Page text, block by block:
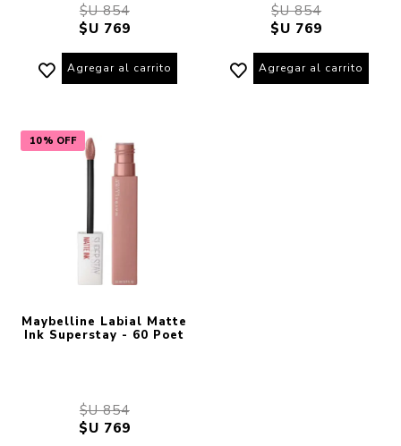
$U 854
$U 769
Agregar al carrito
$U 854
$U 769
Agregar al carrito
10% OFF
Maybelline Labial Matte
Ink Superstay - 60 Poet
$U 854
$U 769